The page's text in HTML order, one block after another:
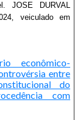
JOSE DURVAL
veiculado em
econômico-
entre
do
com